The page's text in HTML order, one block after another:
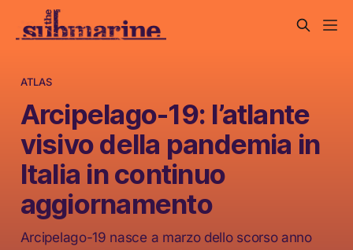
ATLAS
Arcipelago-19: l’atlante
visivo della pandemia in
Italia in continuo
aggiornamento
Arcipelago-19 nasce a marzo dello scorso anno